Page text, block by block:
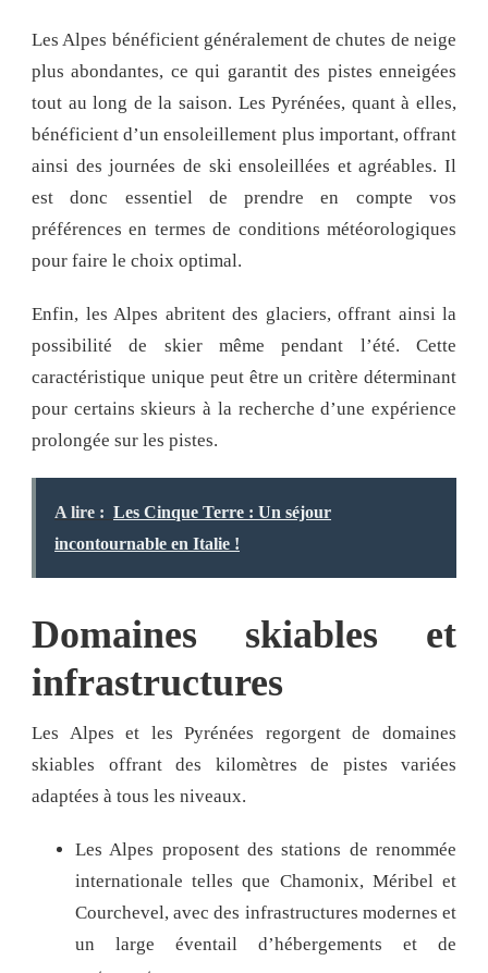
Les Alpes bénéficient généralement de chutes de neige
plus abondantes, ce qui garantit des pistes enneigées
tout au long de la saison. Les Pyrénées, quant à elles,
bénéficient d’un ensoleillement plus important, offrant
ainsi des journées de ski ensoleillées et agréables. Il
est donc essentiel de prendre en compte vos
préférences en termes de conditions météorologiques
pour faire le choix optimal.
Enfin, les Alpes abritent des glaciers, offrant ainsi la
possibilité de skier même pendant l’été. Cette
caractéristique unique peut être un critère déterminant
pour certains skieurs à la recherche d’une expérience
prolongée sur les pistes.
A lire : Les Cinque Terre : Un séjour
incontournable en Italie !
Domaines skiables et
infrastructures
Les Alpes et les Pyrénées regorgent de domaines
skiables offrant des kilomètres de pistes variées
adaptées à tous les niveaux.
Les Alpes proposent des stations de renommée
internationale telles que Chamonix, Méribel et
Courchevel, avec des infrastructures modernes et
un large éventail d’hébergements et de